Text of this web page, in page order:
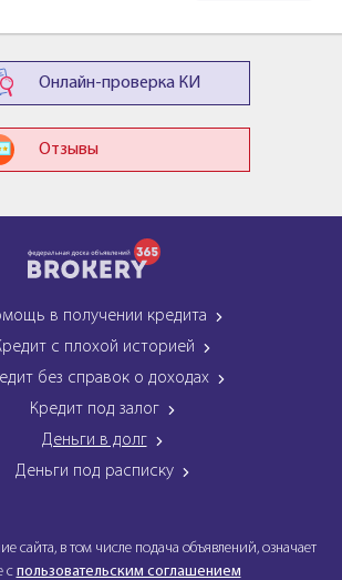
Онлайн-проверка КИ
Отзывы
в получении кредита
с плохой историей
без справок о доходах
Кредит под залог
Деньги в долг
Деньги под расписку
сайта, в том числе подача объявлений, означает
с пользовательским соглашением